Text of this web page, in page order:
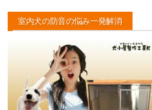
室内犬の防音の悩み一発解消